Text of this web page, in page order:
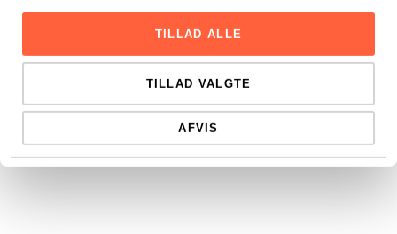
TILLAD ALLE
TILLAD VALGTE
AFVIS